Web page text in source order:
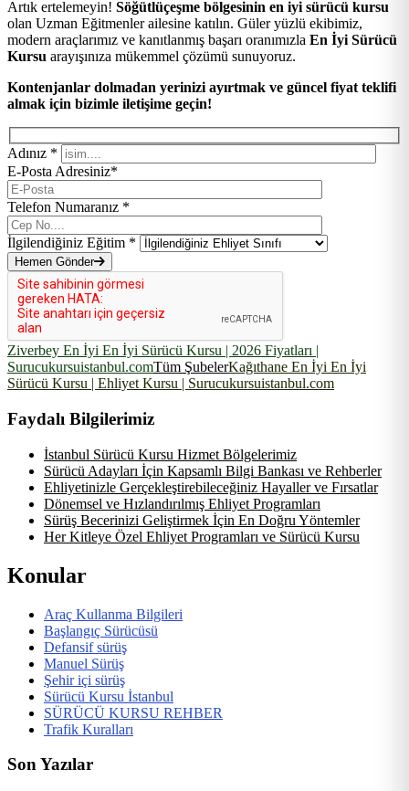
Artık ertelemeyin! Söğütlüçeşme bölgesinin en iyi sürücü kursu
olan Uzman Eğitmenler ailesine katılın. Güler yüzlü ekibimiz,
modern araçlarımız ve kanıtlanmış başarı oranımızla En İyi Sürücü
Kursu arayışınıza mükemmel çözümü sunuyoruz.
Kontenjanlar dolmadan yerinizi ayırtmak ve güncel fiyat teklifi
almak için bizimle iletişime geçin!
Adınız *
E-Posta Adresiniz*
Telefon Numaranız *
İlgilendiğiniz Eğitim *
Hemen Gönder
Ziverbey En İyi En İyi Sürücü Kursu | 2026 Fiyatları |
Surucukursuistanbul.comTüm ŞubelerKağıthane En İyi En İyi
Sürücü Kursu | Ehliyet Kursu | Surucukursuistanbul.com
Faydalı Bilgilerimiz
İstanbul Sürücü Kursu Hizmet Bölgelerimiz
Sürücü Adayları İçin Kapsamlı Bilgi Bankası ve Rehberler
Ehliyetinizle Gerçekleştirebileceğiniz Hayaller ve Fırsatlar
Dönemsel ve Hızlandırılmış Ehliyet Programları
Sürüş Becerinizi Geliştirmek İçin En Doğru Yöntemler
Her Kitleye Özel Ehliyet Programları ve Sürücü Kursu
Konular
Araç Kullanma Bilgileri
Başlangıç Sürücüsü
Defansif sürüş
Manuel Sürüş
Şehir içi sürüş
Sürücü Kursu İstanbul
SÜRÜCÜ KURSU REHBER
Trafik Kuralları
Son Yazılar